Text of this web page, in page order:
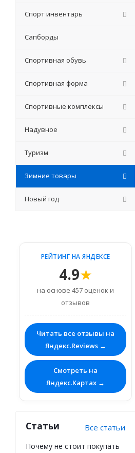
Спорт инвентарь
Сапборды
Спортивная обувь
Спортивная форма
Спортивные комплексы
Надувное
Туризм
Зимние товары
Новый год
РЕЙТИНГ НА ЯНДЕКСЕ
4.9★
на основе 457 оценок и
отзывов
Читать все отзывы на
Яндекс.Reviews →
Смотреть на
Яндекс.Картах →
Статьи Все статьи
Почему не стоит покупать